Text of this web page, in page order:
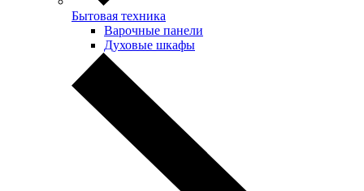
Бытовая техника
Варочные панели
Духовые шкафы